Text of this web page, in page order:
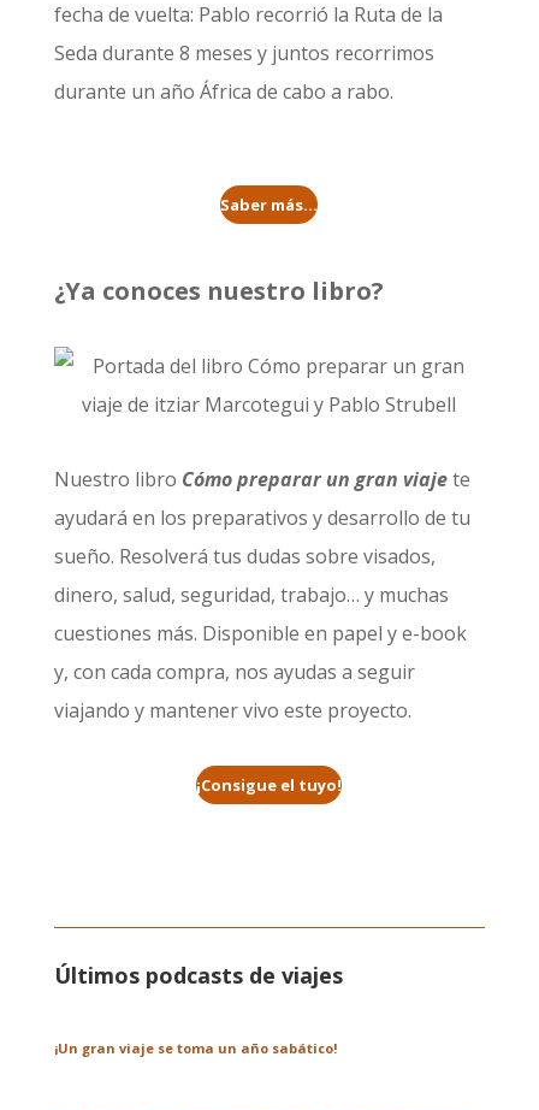
fecha de vuelta: Pablo recorrió la Ruta de la
Seda durante 8 meses y juntos recorrimos
durante un año África de cabo a rabo.
Saber más...
¿Ya conoces nuestro libro?
Nuestro libro Cómo preparar un gran viajete
ayudará en los preparativos y desarrollo de tu
sueño. Resolverá tus dudas sobre visados,
dinero, salud, seguridad, trabajo… y muchas
cuestiones más. Disponible en papel y e-book
y, con cada compra, nos ayudas a seguir
viajando y mantener vivo este proyecto.
¡Consigue el tuyo!
Últimos podcasts de viajes
¡Un gran viaje se toma un año sabático!